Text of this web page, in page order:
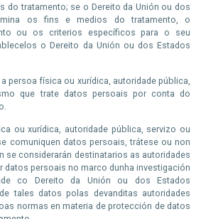
do tratamento; se o Dereito da Unión ou dos
os fins e medios do tratamento, o
ou os criterios específicos para o seu
o Dereito da Unión ou dos Estados
a persoa física ou xurídica, autoridade pública,
que trate datos persoais por conta do
ou xurídica, autoridade pública, servizo ou
comuniquen datos persoais, trátese ou non
se considerarán destinatarios as autoridades
datos persoais no marco dunha investigación
co Dereito da Unión ou dos Estados
tales datos polas devanditas autoridades
normas en materia de protección de datos